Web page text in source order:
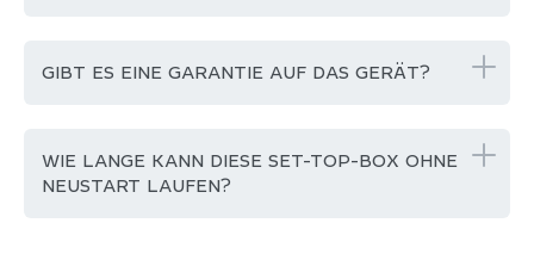
GIBT ES EINE GARANTIE AUF DAS GERÄT?
WIE LANGE KANN DIESE SET-TOP-BOX OHNE
NEUSTART LAUFEN?